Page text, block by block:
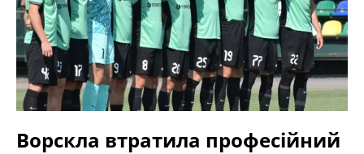
Ворскла втратила професійний